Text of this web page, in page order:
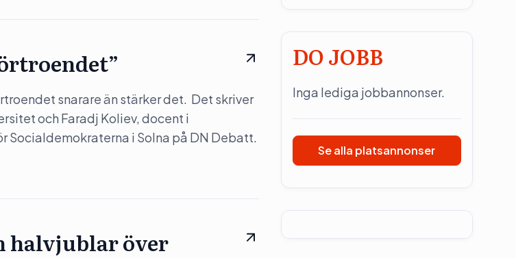
snarare än stärker det. Det skriver
och Faradj Koliev, docent i
i Solna på DN Debatt.
halvjublar över
DO JOBB
Inga lediga jobbannonser.
Se alla platsannonser